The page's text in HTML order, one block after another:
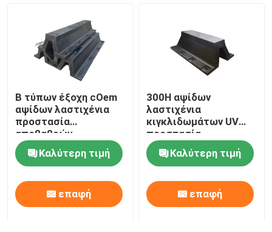
Β τύπων έξοχη cOem
αψίδων λαστιχένια
προστασία
αποβαθρών
κιγκλιδωμάτων
θαλάσσια σταθερή
Καλύτερη τιμή
επαφή
300H αψίδων
λαστιχένια
κιγκλιδωμάτων UV
προστασία
απορρόφησης νερού
αντίστασης χαμηλή
Καλύτερη τιμή
επαφή